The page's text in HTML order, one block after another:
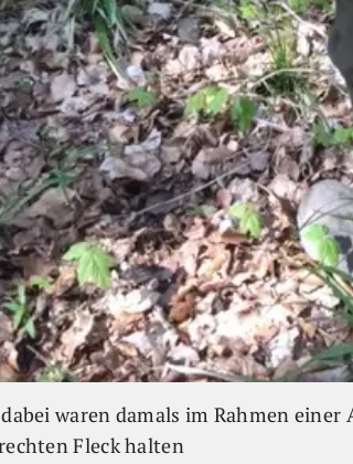
waren damals im Rahmen einer
Fleck halten